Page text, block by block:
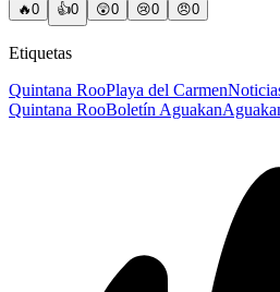
🔥0 👍0 😲0 😢0 😠0
Etiquetas
Quintana RooPlaya del Carmen
Quintana RooBoletín Aguakan